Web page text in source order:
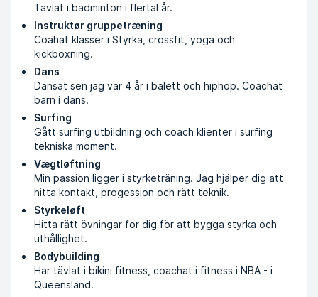
Tävlat i badminton i flertal år.
Instruktør gruppetræning
Coahat klasser i Styrka, crossfit, yoga och
kickboxning.
Dans
Dansat sen jag var 4 år i balett och hiphop. Coachat
barn i dans.
Surfing
Gått surfing utbildning och coach klienter i surfing
tekniska moment.
Vægtløftning
Min passion ligger i styrketräning. Jag hjälper dig att
hitta kontakt, progession och rätt teknik.
Styrkeløft
Hitta rätt övningar för dig för att bygga styrka och
uthållighet.
Bodybuilding
Har tävlat i bikini fitness, coachat i fitness i NBA - i
Queensland.